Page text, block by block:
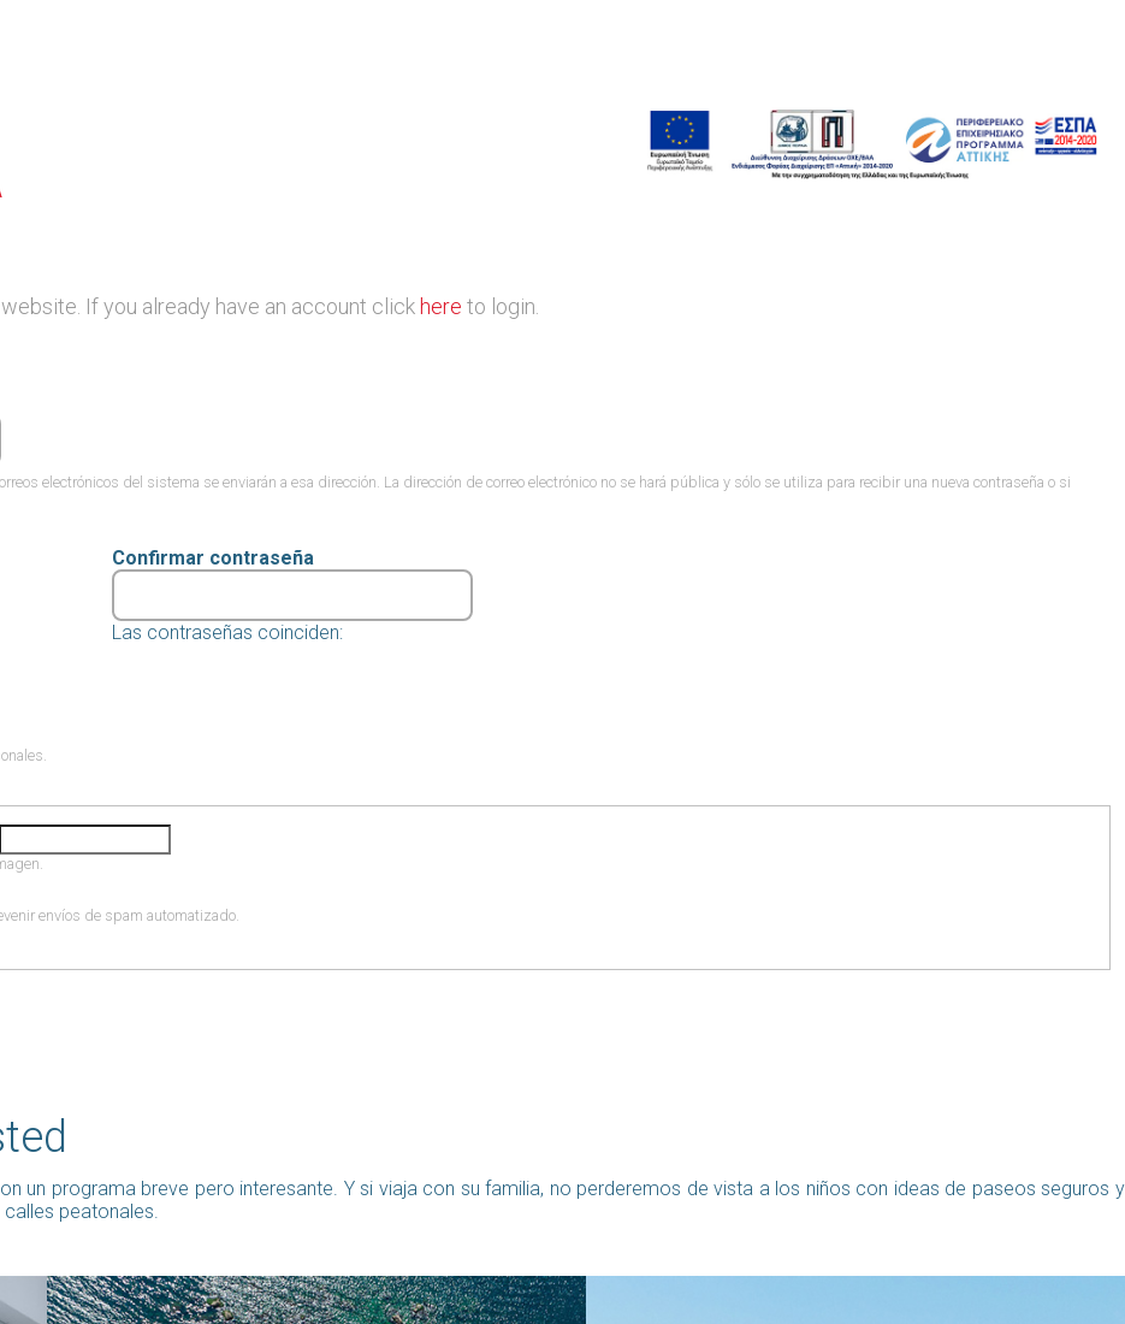
If you already have an account click here to login.
electrónicos del sistema se enviarán a esa dirección. La dirección de correo electrónico no se hará pública y sólo se utiliza para recibir una nueva contraseña o si
Confirmar contraseña
Las contraseñas coinciden:
envíos de spam automatizado.
un programa breve pero interesante. Y si viaja con su familia, no perderemos de vista a los niños con ideas de paseos seguros y
peatonales.